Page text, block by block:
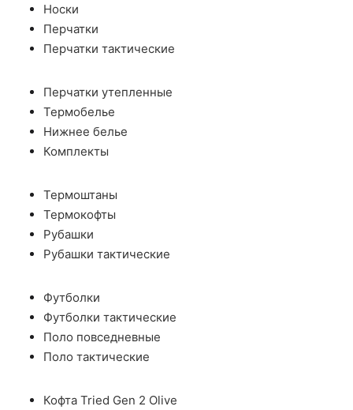
Носки
Перчатки
Перчатки тактические
Перчатки утепленные
Термобелье
Нижнее белье
Комплекты
Термоштаны
Термокофты
Рубашки
Рубашки тактические
Футболки
Футболки тактические
Поло повседневные
Поло тактические
Кофта Tried Gen 2 Olive